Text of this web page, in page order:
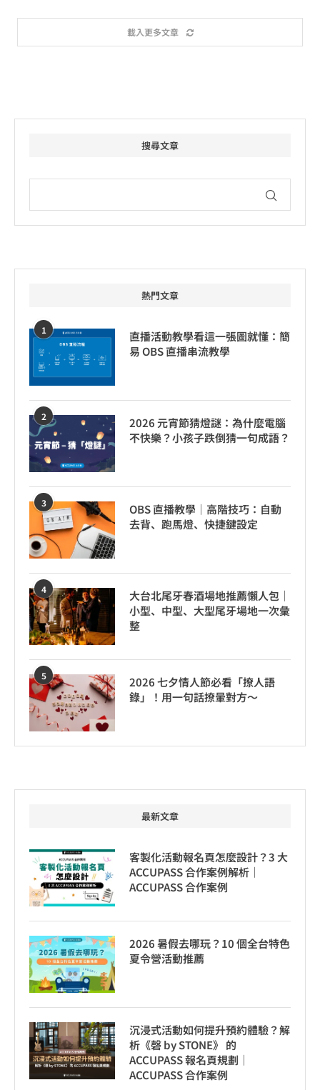
載入更多文章
搜尋文章
熱門文章
1
直播活動教學看這一張圖就懂：簡
易 OBS 直播串流教學
2
2026 元宵節猜燈謎：為什麼電腦
不快樂？小孩子跌倒猜一句成語？
3
OBS 直播教學｜高階技巧：自動
去背、跑馬燈、快捷鍵設定
4
大台北尾牙春酒場地推薦懶人包｜
小型、中型、大型尾牙場地一次彙
整
5
2026 七夕情人節必看「撩人語
錄」！用一句話撩暈對方～
最新文章
客製化活動報名頁怎麼設計？3 大
ACCUPASS 合作案例解析｜
ACCUPASS 合作案例
2026 暑假去哪玩？10 個全台特色
夏令營活動推薦
沉浸式活動如何提升預約體驗？解
析《磬 by STONE》 的
ACCUPASS 報名頁規劃｜
ACCUPASS 合作案例